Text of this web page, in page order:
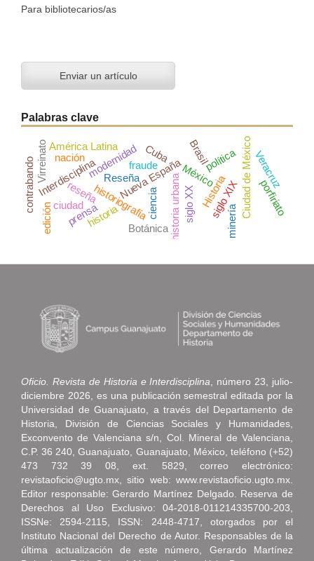
Para bibliotecarios/as
Enviar un artículo
Palabras clave
México
Historia
historiografía siglo XIX
Nueva España
historia urbana
historia
reseña Ciudad de México
Reseña
Interdisciplina
ciencia siglo XX
prensa
fraude
ciudad minería
porfiriato
modernidad política
Brasil
América Latina
contrabando
edición
Cuba
nación Veracruz
Botánica
Virreinato
Oficio. Revista de Historia e Interdisciplina, número 23, julio-
diciembre 2026, es una publicación semestral editada por la
Universidad de Guanajuato, a través del Departamento de
Historia, División de Ciencias Sociales y Humanidades,
Exconvento de Valenciana s/n, Col. Mineral de Valenciana,
C.P. 36 240, Guanajuato, Guanajuato, México, teléfono (+52)
473 732 39 08, ext. 5829, correo electrónico:
revistaoficio@ugto.mx, sitio web: www.revistaoficio.ugto.mx.
Editor responsable: Gerardo Martínez Delgado. Reserva de
Derechos al Uso Exclusivo: 04-2018-011214335700-203,
ISSNe: 2594-2115, ISSN: 2448-4717, otorgados por el
Instituto Nacional del Derecho de Autor. Responsables de la
última actualización de este número, Gerardo Martínez